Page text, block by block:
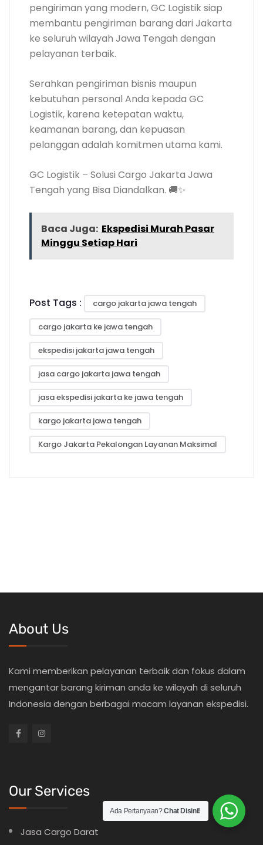
pengiriman yang modern, GC Logistik siap
membantu pengiriman barang dari Jakarta
ke seluruh wilayah Jawa Tengah dengan
pelayanan terbaik.
Serahkan pengiriman bisnis maupun
kebutuhan personal Anda kepada GC
Logistik, karena ketepatan waktu,
keamanan barang, dan kepuasan
pelanggan adalah komitmen utama kami.
GC Logistik – Solusi Cargo Jakarta Jawa
Tengah yang Bisa Diandalkan. 🚚✨
Baca Juga: Ekspedisi Murah Pasar
Minggu Setiap Hari
Post Tags : cargo jakarta jawa tengah
cargo jakarta ke jawa tengah
ekspedisi jakarta jawa tengah
jasa cargo jakarta jawa tengah
jasa ekspedisi jakarta ke jawa tengah
kargo jakarta jawa tengah
Kargo Jakarta Pekalongan Layanan Maksimal
About Us
Kami memberikan pelayanan terbaik dan fokus dalam
mengantar barang kiriman anda ke wilayah di seluruh
Indonesia dengan berbagai macam layanan ekspedisi.
Our Services
Jasa Cargo Darat
Ada Pertanyaan?Chat Disini!